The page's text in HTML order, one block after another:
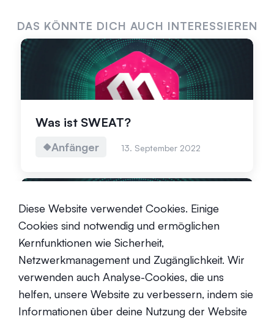
DAS KÖNNTE DICH AUCH INTERESSIEREN
Was ist SWEAT?
Anfänger 13. September 2022
Was ist HiveMapper (HONEY)?
Diese Website verwendet Cookies. Einige
Cookies sind notwendig und ermöglichen
Kernfunktionen wie Sicherheit,
Netzwerkmanagement und Zugänglichkeit. Wir
verwenden auch Analyse-Cookies, die uns
helfen, unsere Website zu verbessern, indem sie
Informationen über deine Nutzung der Website